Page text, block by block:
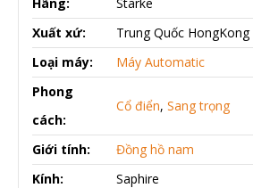
Xuất xứ:
Trung Quốc HongKong
Loại máy:
Máy Automatic
Phong
cách:
Cổ điển, Sang trọng
Giới tính:
Đồng hồ nam
Kính:
Saphire